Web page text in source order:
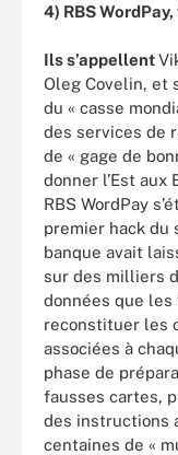
4) RBS
Ils s’appellent
Oleg Covelin, et
du « casse
des services de
de « gage de
donner l’Est aux
RBS WordPay
premier hack du
banque avait
sur des milliers
données que
reconstituer les
associées à
phase de
fausses cartes,
des instructions
centaines de «